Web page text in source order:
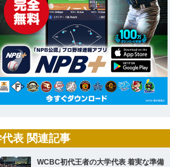
表 関連記事
WCBC初代王者の大学代表 着実な準備